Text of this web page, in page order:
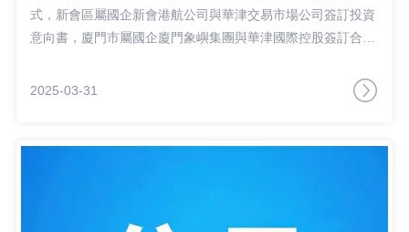
式，新會區屬國企新會港航公司與華津交易市場公司簽訂投資
意向書，廈門市屬國企廈門象嶼集團與華津國際控股簽訂合作
動“港產城”聯動發展。新會區委副書記、區長劉兵，區委常
2025-03-31